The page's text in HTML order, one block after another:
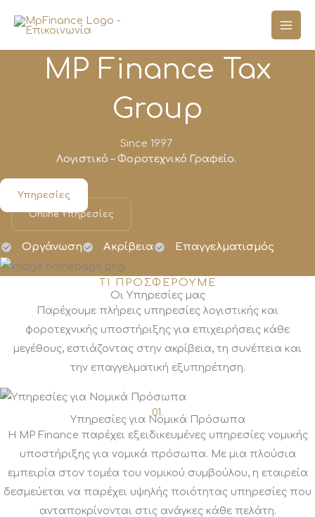
στο
MP Finance Tax
Group
Since 1997
Λογιστικό – Φοροτεχνικό Γραφείο.
Υπηρεσίες
Online Υπηρεσίες
Οργάνωση Ακρίβεια Επαγγελματισμός
ΤΙ ΠΡΟΣΦΕΡΟΥΜΕ
Οι Υπηρεσίες μας
Παρέχουμε πλήρεις υπηρεσίες λογιστικής και
φοροτεχνικής υποστήριξης για επιχειρήσεις κάθε
μεγέθους, εστιάζοντας στην ακρίβεια, τη συνέπεια και
την επαγγελματική εξυπηρέτηση.
01.
Υπηρεσίες για Νομικά Πρόσωπα
Η MP Finance παρέχει εξειδικευμένες υπηρεσίες νομικής
υποστήριξης για νομικά πρόσωπα. Με μια πλούσια
εμπειρία στον τομέα του νομικού συμβούλου, η εταιρεία
δεσμεύεται να παρέχει υψηλής ποιότητας υπηρεσίες που
ανταποκρίνονται στις ανάγκες κάθε πελάτη.